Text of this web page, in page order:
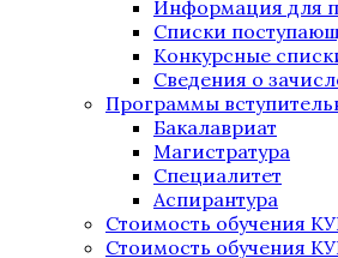
Информация для
Списки
Конкурсные
Сведения о
Программы
Бакалавриат
Магистратура
Специалитет
Аспирантура
Стоимость обучения
Стоимость обучения